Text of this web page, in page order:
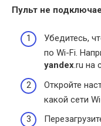
Пульт не
Убедитесь,
по Wi-Fi.
yandex.ru на
Откройте
какой сети